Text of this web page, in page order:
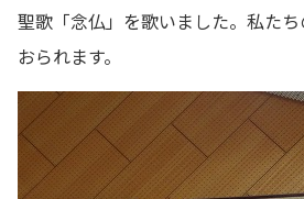
聖歌「念仏」を歌いました。私た
おられます。